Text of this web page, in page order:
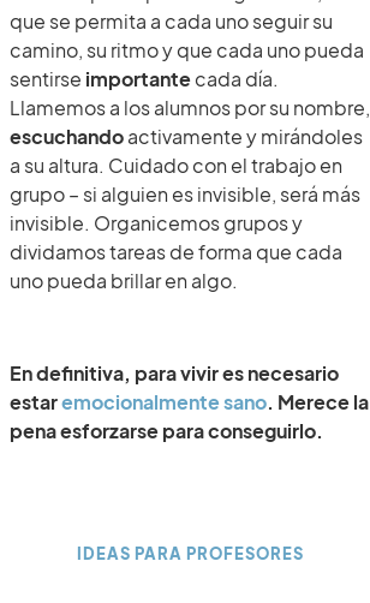
que se permita a cada uno seguir su
camino, su ritmo y que cada uno pueda
sentirse importantecada día.
Llamemos a los alumnos por su nombre,
escuchandoactivamente y mirándoles
a su altura. Cuidado con el trabajo en
grupo – si alguien es invisible, será más
invisible. Organicemos grupos y
dividamos tareas de forma que cada
uno pueda brillar en algo.
En definitiva, para vivir es necesario
estaremocionalmente sano. Merece la
pena esforzarse para conseguirlo.
IDEAS PARA PROFESORES